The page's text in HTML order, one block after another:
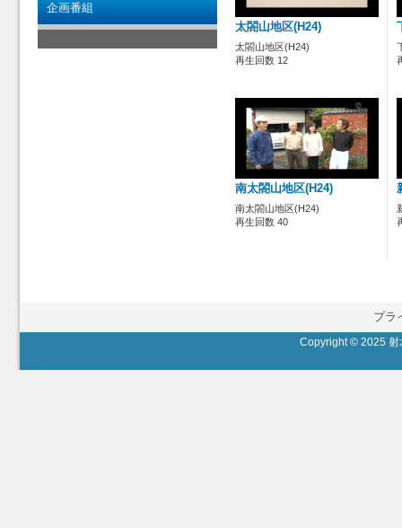
企画番組
太閤山地区(H24)
太閤山地区(H24)
再生回数 12
南太閤山地区(H24)
南太閤山地区(H24)
再生回数 40
プラ
Copyright © 2025 射